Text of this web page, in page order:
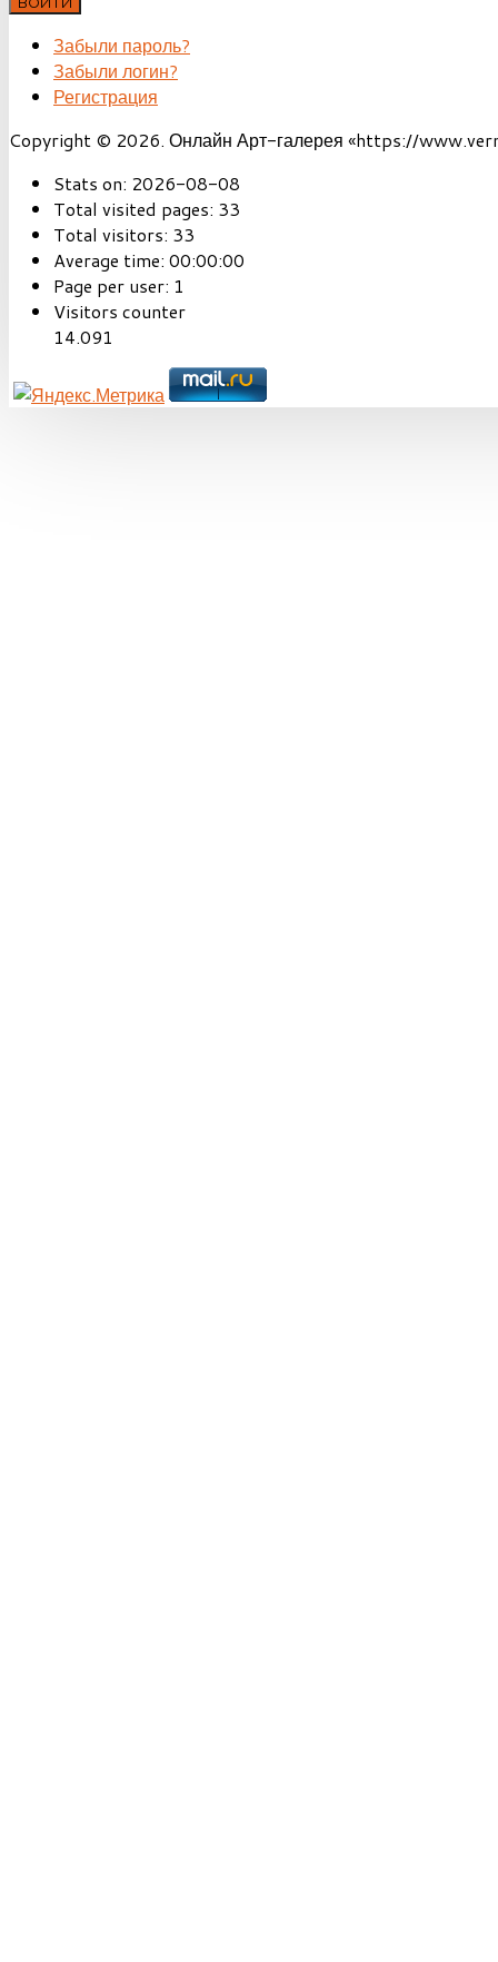
Забыли пароль?
Забыли логин?
Регистрация
Copyright © 2026. Онлайн Арт-галерея «https://
Stats on: 2026-08-08
Total visited pages: 33
Total visitors: 33
Average time: 00:00:00
Page per user: 1
Visitors counter
14.091